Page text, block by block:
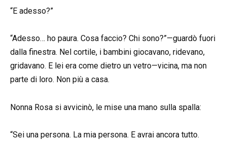
“E adesso?”
“Adesso… ho paura. Cosa faccio? Chi sono?”—guardò fuori
dalla finestra. Nel cortile, i bambini giocavano, ridevano,
gridavano. E lei era come dietro un vetro—vicina, ma non
parte di loro. Non più a casa.
Nonna Rosa si avvicinò, le mise una mano sulla spalla:
“Sei una persona. La mia persona. E avrai ancora tutto.